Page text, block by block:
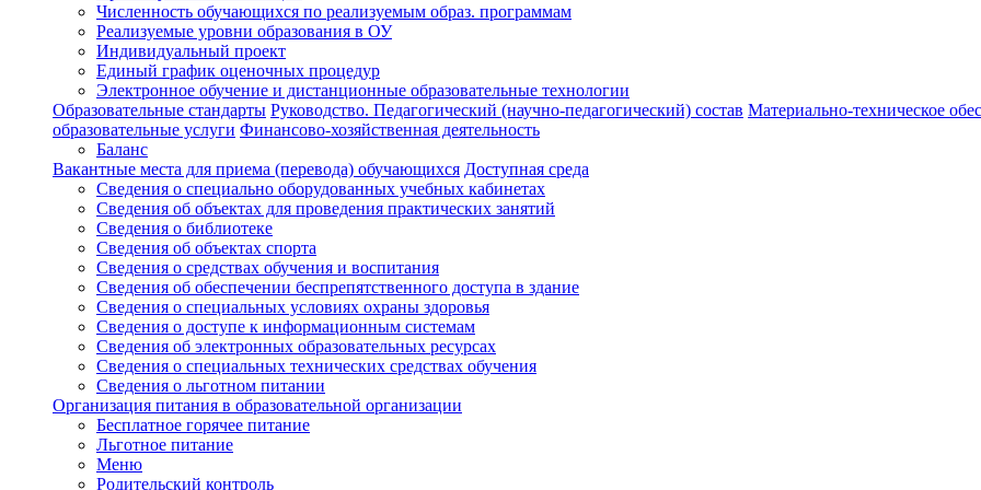
Численность обучающихся по реализуемым образ. программам
Реализуемые уровни образования в ОУ
Индивидуальный проект
Единый график оценочных процедур
Электронное обучение и дистанционные образовательные технологии
Образовательные стандарты Руководство. Педагогический (научно-педагогический) состав Материально-техническое
образовательные услуги Финансово-хозяйственная деятельность
Баланс
Вакантные места для приема (перевода) обучающихся Доступная среда
Сведения о специально оборудованных учебных кабинетах
Сведения об объектах для проведения практических занятий
Сведения о библиотеке
Сведения об объектах спорта
Сведения о средствах обучения и воспитания
Сведения об обеспечении беспрепятственного доступа в здание
Сведения о специальных условиях охраны здоровья
Сведения о доступе к информационным системам
Сведения об электронных образовательных ресурсах
Сведения о специальных технических средствах обучения
Сведения о льготном питании
Организация питания в образовательной организации
Бесплатное горячее питание
Льготное питание
Меню
Родительский контроль